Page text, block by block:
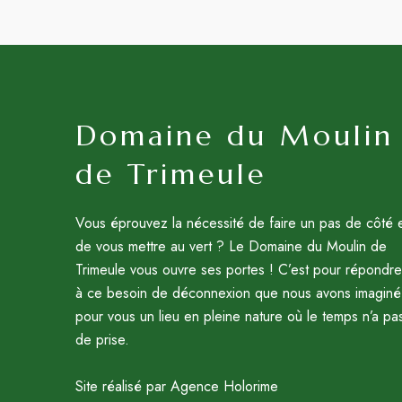
Domaine du Moulin
de Trimeule
Vous éprouvez la nécessité de faire un pas de côté
de vous mettre au vert ? Le Domaine du Moulin de
Trimeule vous ouvre ses portes ! C’est pour répondre
à ce besoin de déconnexion que nous avons imaginé
pour vous un lieu en pleine nature où le temps n’a
de prise.
Site réalisé par Agence Holorime